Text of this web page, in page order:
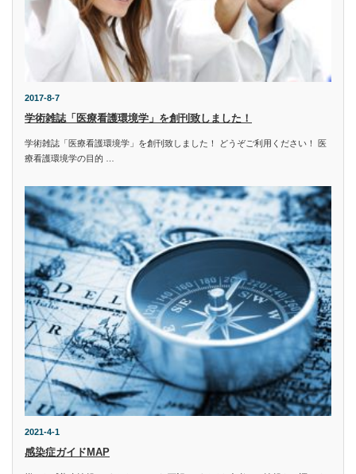
2017-8-7
学術雑誌「医療看護環境学」を創刊致しました！
学術雑誌「医療看護環境学」を創刊致しました！ どうぞご利用ください！ 医
療看護環境学の目的 …
2021-4-1
感染症ガイドMAP